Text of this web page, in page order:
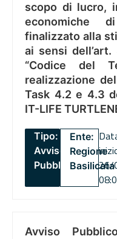
scopo di lucro,
economiche
finalizzato alla
ai sensi
“Codice del
realizzazione
Task 4.2 e 4.3
IT-LIFE
Tipo:
Avviso
Pubblico
Ente:
Regione
Basilicata
26/
Avviso